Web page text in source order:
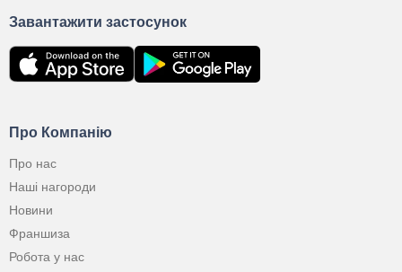
Про Компанію
Про нас
Наші нагороди
Новини
Франшиза
Робота у нас
Завантажити застосунок